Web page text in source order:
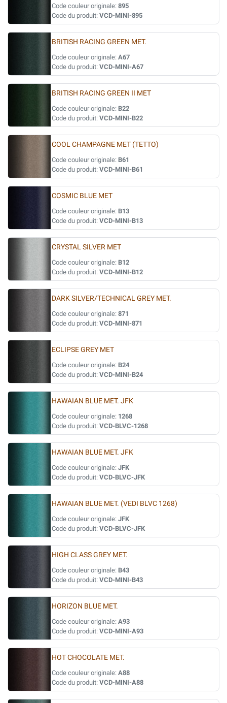
Code couleur originale: 895
Code du produit: VCD-MINI-895
BRITISH RACING GREEN MET.
Code couleur originale: A67
Code du produit: VCD-MINI-A67
BRITISH RACING GREEN II MET
Code couleur originale: B22
Code du produit: VCD-MINI-B22
COOL CHAMPAGNE MET (TETTO)
Code couleur originale: B61
Code du produit: VCD-MINI-B61
COSMIC BLUE MET
Code couleur originale: B13
Code du produit: VCD-MINI-B13
CRYSTAL SILVER MET
Code couleur originale: B12
Code du produit: VCD-MINI-B12
DARK SILVER/TECHNICAL GREY MET.
Code couleur originale: 871
Code du produit: VCD-MINI-871
ECLIPSE GREY MET
Code couleur originale: B24
Code du produit: VCD-MINI-B24
HAWAIAN BLUE MET. JFK
Code couleur originale: 1268
Code du produit: VCD-BLVC-1268
HAWAIAN BLUE MET. JFK
Code couleur originale: JFK
Code du produit: VCD-BLVC-JFK
HAWAIAN BLUE MET. (VEDI BLVC 1268)
Code couleur originale: JFK
Code du produit: VCD-BLVC-JFK
HIGH CLASS GREY MET.
Code couleur originale: B43
Code du produit: VCD-MINI-B43
HORIZON BLUE MET.
Code couleur originale: A93
Code du produit: VCD-MINI-A93
HOT CHOCOLATE MET.
Code couleur originale: A88
Code du produit: VCD-MINI-A88